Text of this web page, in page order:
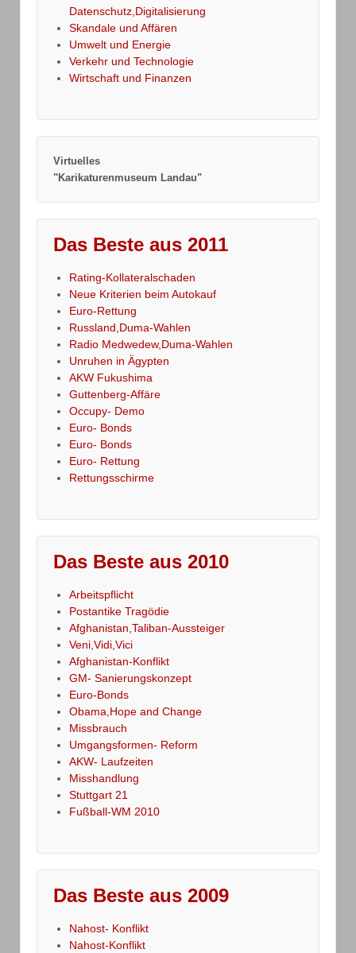
Datenschutz,Digitalisierung
Skandale und Affären
Umwelt und Energie
Verkehr und Technologie
Wirtschaft und Finanzen
Virtuelles
"Karikaturenmuseum Landau"
Das Beste aus 2011
Rating-Kollateralschaden
Neue Kriterien beim Autokauf
Euro-Rettung
Russland,Duma-Wahlen
Radio Medwedew,Duma-Wahlen
Unruhen in Ägypten
AKW Fukushima
Guttenberg-Affäre
Occupy- Demo
Euro- Bonds
Euro- Bonds
Euro- Rettung
Rettungsschirme
Das Beste aus 2010
Arbeitspflicht
Postantike Tragödie
Afghanistan,Taliban-Aussteiger
Veni,Vidi,Vici
Afghanistan-Konflikt
GM- Sanierungskonzept
Euro-Bonds
Obama,Hope and Change
Missbrauch
Umgangsformen- Reform
AKW- Laufzeiten
Misshandlung
Stuttgart 21
Fußball-WM 2010
Das Beste aus 2009
Nahost- Konflikt
Nahost-Konflikt